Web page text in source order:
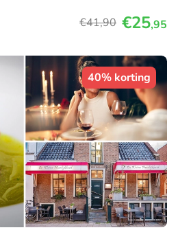
€41,90 €25,95
40% korting